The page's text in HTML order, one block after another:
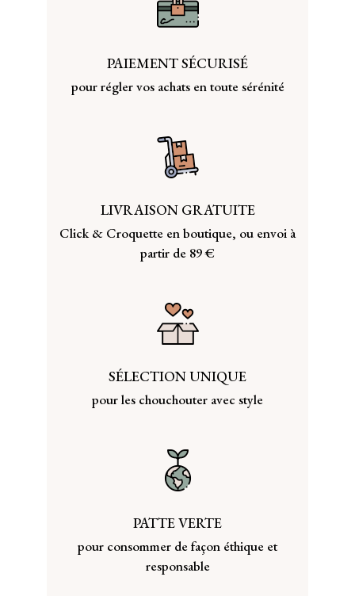
PAIEMENT SÉCURISÉ
pour régler vos achats en toute sérénité
LIVRAISON GRATUITE
Click & Croquette en boutique, ou envoi à
partir de 89 €
SÉLECTION UNIQUE
pour les chouchouter avec style
PATTE VERTE
pour consommer de façon éthique et
responsable